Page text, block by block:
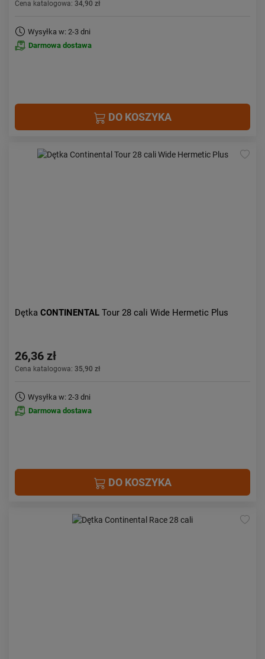
Cena katalogowa: 34,90 zł
Wysyłka w: 2-3 dni
Darmowa dostawa
DO KOSZYKA
Dętka CONTINENTAL Tour 28 cali Wide Hermetic Plus
26,36 zł
Cena katalogowa: 35,90 zł
Wysyłka w: 2-3 dni
Darmowa dostawa
DO KOSZYKA